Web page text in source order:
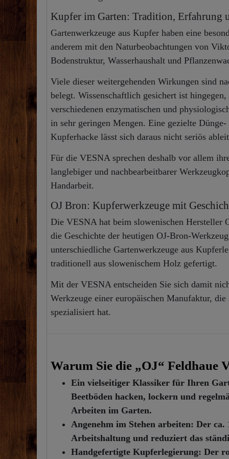
Kupfer im Garten: Tradition, Erfahrung
Gartenwerkzeuge aus Kupfer haben eine
anderem mit den Naturbeobachtungen von
Bodenstruktur, Wasserhaushalt und
Viele dieser weitergehenden Wirkungen sind
belegt. Wissenschaftlich gesichert ist
verschiedenen enzymatischen und
in sehr geringen Mengen. Eine gezielte
Kupferhacke lässt sich daraus nicht seriös
Für die VESNA sprechen deshalb vor allem
langlebiger und nachbearbeitbarer
Handarbeit.
OJ Bron: Kupferwerkzeuge mit
Die VESNA hat beim slowenischen Hersteller
die Geschichte der heutigen OJ-Bron-
unterschiedliche Gartenwerkzeuge aus
traditionell aus slowenischem Holz gefertigt.
Mit der VESNA entscheiden Sie sich damit
Werkzeuge einer europäischen Manufaktur,
spezialisiert hat.
Warum Sie die „OJ“ Feldhaue
Ein vielseitiger Klassiker für Ihren
Beetböden hacken, lockern und
Arbeiten im Garten.
Angenehm im Stehen arbeiten: Der ca.
Arbeitshaltung und reduziert das
Handgefertigte Kupferlegierung: Der